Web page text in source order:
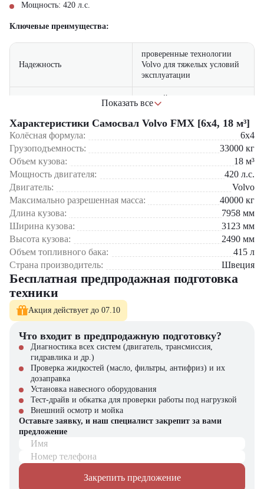
Мощность: 420 л.с.
Ключевые преимущества:
Надежность
проверенные технологии
Volvo для тяжелых условий
эксплуатации
низкий расход топлива
благодаря
оптимизированной
Комфорт
эргономичная кабина с
улучшенной
шумоизоляцией и климат-
Сферы применения:
Строительство – перевозка песка, щебня, грунта
Горнодобывающая промышленность – работа в карьерах
Дорожные работы – транспортировка асфальта, гравия
Промышленные перевозки – доставка сыпучих материалов
Компания «ЦТО» – официальный дилер Volvo Trucks – предлагает
самосвал Volvo FMX [6x4, 18 м³] с полным пакетом документов,
гарантией и сервисным обслуживанием. В нашем каталоге
представлен широкий выбор спецтехники, включая вилочные
погрузчики, складское оборудование и навесные устройства.
Почему стоит обратиться в «ЦТО»?
Официальная гарантия от производителя
Гибкие условия покупки (лизинг, кредит)
Профессиональный сервис и поддержка
Оригинальные запчасти в наличии
Оставьте заявку на сайте или свяжитесь с нами – и получите
выгодное предложение на самосвал Volvo FMX [6x4, 18 м³]!
Показать все
Характеристики Самосвал Volvo FMX [6x4, 18 м³]
Колёсная формула:
6x4
Грузоподъемность:
33000 кг
Объем кузова:
18 м³
Мощность двигателя:
420 л.с.
Двигатель:
Volvo
Максимально разрешенная масса:
40000 кг
Длина кузова:
7958 мм
Ширина кузова:
3123 мм
Высота кузова:
2490 мм
Объем топливного бака:
415 л
Страна производитель:
Швеция
Бесплатная предпродажная подготовка
техники
Акция действует до 07.10
Что входит в предпродажную подготовку?
Диагностика всех систем (двигатель, трансмиссия,
гидравлика и др.)
Проверка жидкостей (масло, фильтры, антифриз) и их
дозаправка
Установка навесного оборудования
Тест-драйв и обкатка для проверки работы под нагрузкой
Внешний осмотр и мойка
Оставьте заявку, и наш специалист закрепит за вами
предложение
Имя
Номер телефона
Закрепить предложение